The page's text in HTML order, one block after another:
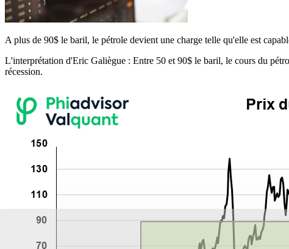
A plus de 90$ le baril, le pétrole devient une charge telle qu'elle est
L'interprétation d'Eric Galiègue : Entre 50 et 90$ le baril, le cours du
récession.